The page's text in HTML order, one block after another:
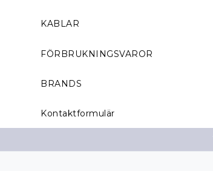
KABLAR
FÖRBRUKNINGSVAROR
BRANDS
Kontaktformulär